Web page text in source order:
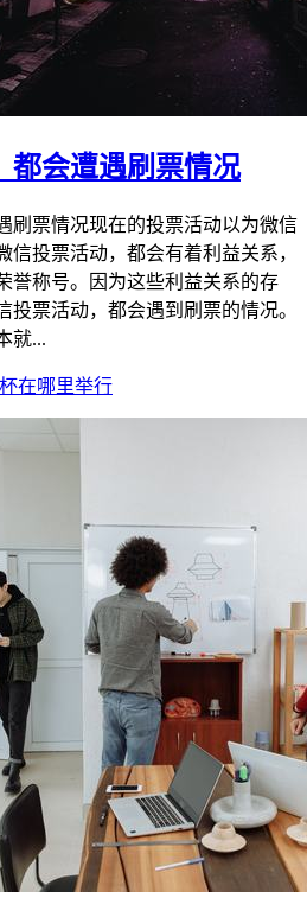
都会遭遇刷票情况
刷票情况现在的投票活动以为微信
信投票活动，都会有着利益关系，
誉称号。因为这些利益关系的存
投票活动，都会遇到刷票的情况。
就...
在哪里举行